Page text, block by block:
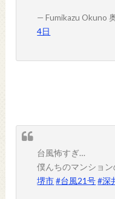
— Fumikazu Okuno
4日
台風怖すぎ…
僕んちのマンショ
堺市 #台風21号 #深